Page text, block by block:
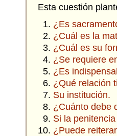
Esta cuestión
¿Es
¿Cuál es la
¿Cuál es su
¿Se requiere
¿Es
¿Qué relación
Su institución.
¿Cuánto debe
Si la
¿Puede